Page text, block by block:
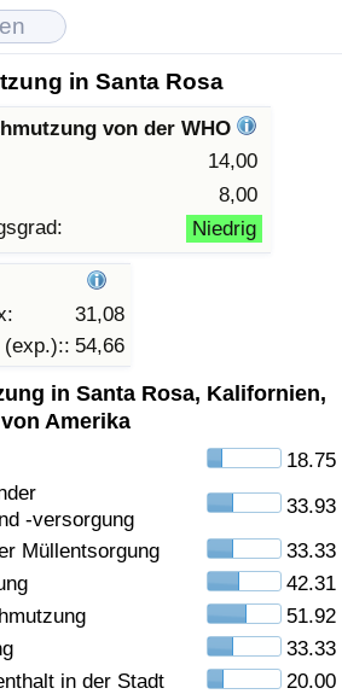
in Santa Rosa
von der WHO
14,00
8,00
Niedrig
31,08
(exp.):: 54,66
in Santa Rosa, Kalifornien,
Amerika
18.75
-versorgung
33.93
Müllentsorgung
33.33
42.31
51.92
33.33
in der Stadt
20.00
Index (aktuell)
Index
Index nach Land
(aktuell)
nach Land
(aktuell)
nach Land
Land
Index (aktuell)